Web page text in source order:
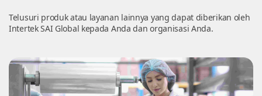
Telusuri produk atau layanan lainnya yang dapat diberikan oleh
Intertek SAI Global kepada Anda dan organisasi Anda.